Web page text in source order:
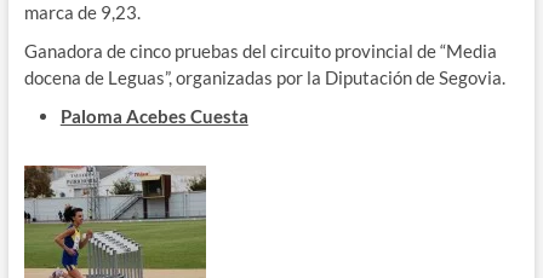
marca de 9,23.
Ganadora de cinco pruebas del circuito provincial de “Media
docena de Leguas”, organizadas por la Diputación de Segovia.
Paloma Acebes Cuesta